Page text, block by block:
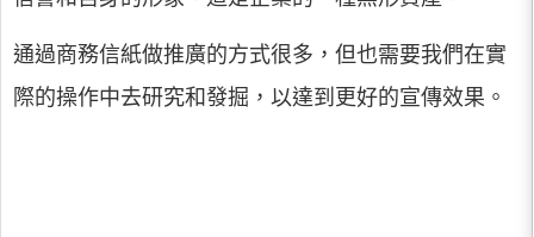
通過商務信紙做推廣的方式很多，但也需要我們在實
際的操作中去研究和發掘，以達到更好的宣傳效果。